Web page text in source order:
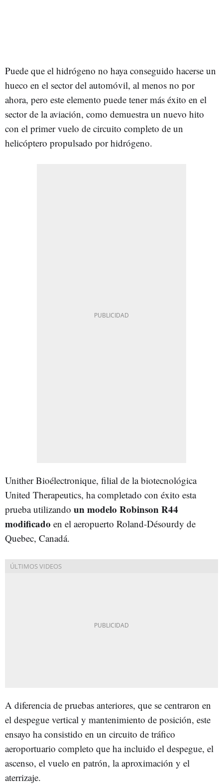
Puede que el hidrógeno no haya conseguido hacerse un
hueco en el sector del automóvil, al menos no por
ahora, pero este elemento puede tener más éxito en el
sector de la aviación, como demuestra un nuevo hito
con el primer vuelo de circuito completo de un
helicóptero propulsado por hidrógeno.
Unither Bioélectronique, filial de la biotecnológica
United Therapeutics, ha completado con éxito esta
prueba utilizando un modelo Robinson R44
modificado en el aeropuerto Roland-Désourdy de
Quebec, Canadá.
A diferencia de pruebas anteriores, que se centraron en
el despegue vertical y mantenimiento de posición, este
ensayo ha consistido en un circuito de tráfico
aeroportuario completo que ha incluido el despegue, el
ascenso, el vuelo en patrón, la aproximación y el
aterrizaje.